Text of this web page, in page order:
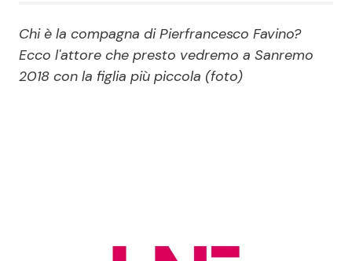
Politica Reality e Talent
Soap Opera
Chi è la compagna di Pierfrancesco Favino?
Ecco l'attore che presto vedremo a Sanremo
2018 con la figlia più piccola (foto)